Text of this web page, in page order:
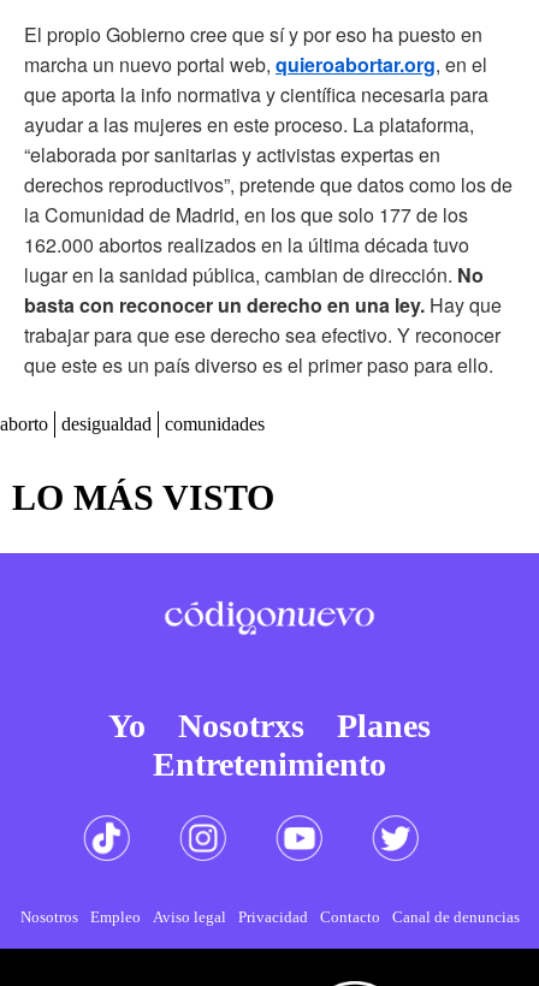
El propio Gobierno cree que sí y por eso ha puesto en
marcha un nuevo portal web, quieroabortar.org, en el
que aporta la info normativa y científica necesaria para
ayudar a las mujeres en este proceso. La plataforma,
“elaborada por sanitarias y activistas expertas en
derechos reproductivos”, pretende que datos como los de
la Comunidad de Madrid, en los que solo 177 de los
162.000 abortos realizados en la última década tuvo
lugar en la sanidad pública, cambian de dirección. No
basta con reconocer un derecho en una ley. Hay que
trabajar para que ese derecho sea efectivo. Y reconocer
que este es un país diverso es el primer paso para ello.
aborto desigualdad comunidades
LO MÁS VISTO
Yo Nosotrxs
Planes
Entretenimiento
Nosotros Empleo Aviso legal Privacidad Contacto Canal de denuncias